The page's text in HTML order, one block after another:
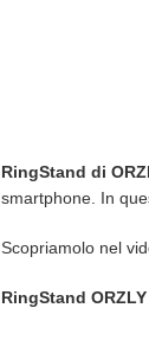
RingStand di
smartphone. In
Scopriamolo nel
RingStand